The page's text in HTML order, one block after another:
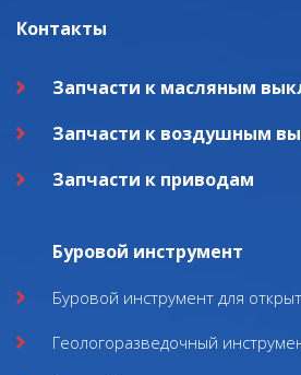
Контакты
Запчасти к масляным
Запчасти к воздушным
Запчасти к приводам
Буровой инструмент
Буровой инструмент для
Геологоразведочный